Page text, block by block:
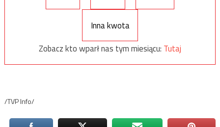
Inna kwota
Zobacz kto wparł nas tym miesiącu: Tutaj
/TVP Info/